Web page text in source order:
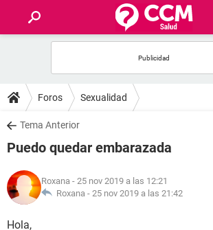
FOROS
SALUD
NUTRICIÓN
Foros Sexualidad
Tema Anterior
Puedo quedar embarazada
Roxana - 25 nov 2019 a las 12:21
Roxana - 25 nov 2019 a las 21:42
Hola,